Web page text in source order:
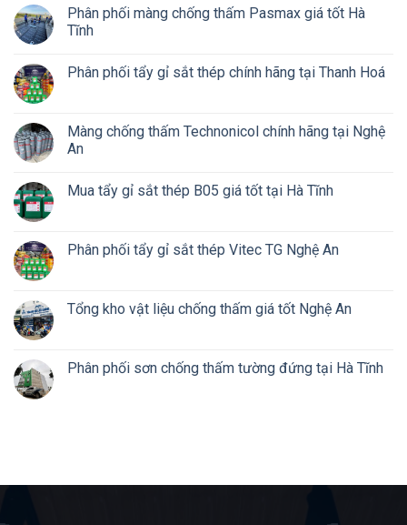
Phân phối màng chống thấm Pasmax giá tốt Hà
Tĩnh
Phân phối tẩy gỉ sắt thép chính hãng tại Thanh Hoá
Màng chống thấm Technonicol chính hãng tại Nghệ
An
Mua tẩy gỉ sắt thép B05 giá tốt tại Hà Tĩnh
Phân phối tẩy gỉ sắt thép Vitec TG Nghệ An
Tổng kho vật liệu chống thấm giá tốt Nghệ An
Phân phối sơn chống thấm tường đứng tại Hà Tĩnh